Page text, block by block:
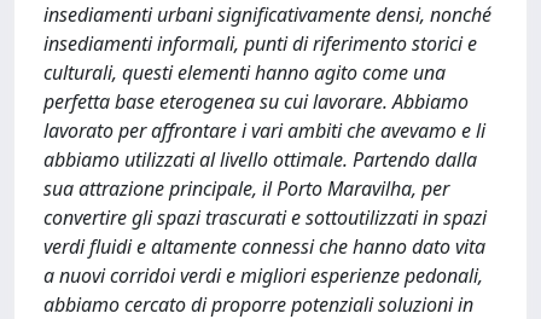
insediamenti urbani significativamente densi, nonché
insediamenti informali, punti di riferimento storici e
culturali, questi elementi hanno agito come una
perfetta base eterogenea su cui lavorare. Abbiamo
lavorato per affrontare i vari ambiti che avevamo e li
abbiamo utilizzati al livello ottimale. Partendo dalla
sua attrazione principale, il Porto Maravilha, per
convertire gli spazi trascurati e sottoutilizzati in spazi
verdi fluidi e altamente connessi che hanno dato vita
a nuovi corridoi verdi e migliori esperienze pedonali,
abbiamo cercato di proporre potenziali soluzioni in